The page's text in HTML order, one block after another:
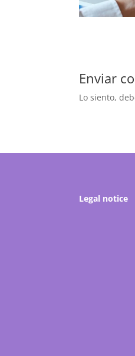
Enviar
Lo siento,
Legal notice